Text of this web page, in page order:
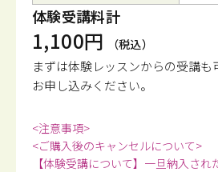
体験受講料計
1,100円 （税込）
まずは体験レッスンからの受講も
お申し込みください。
<注意事項>
<ご購入後のキャンセルについて>
【体験受講について】一旦納入さ